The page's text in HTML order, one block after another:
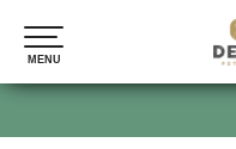
MENU
MENU